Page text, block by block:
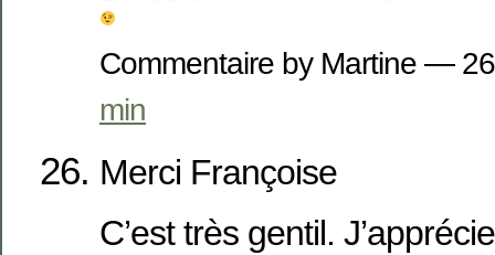
Commentaire by Martine —
min
Merci Françoise
C’est très gentil.